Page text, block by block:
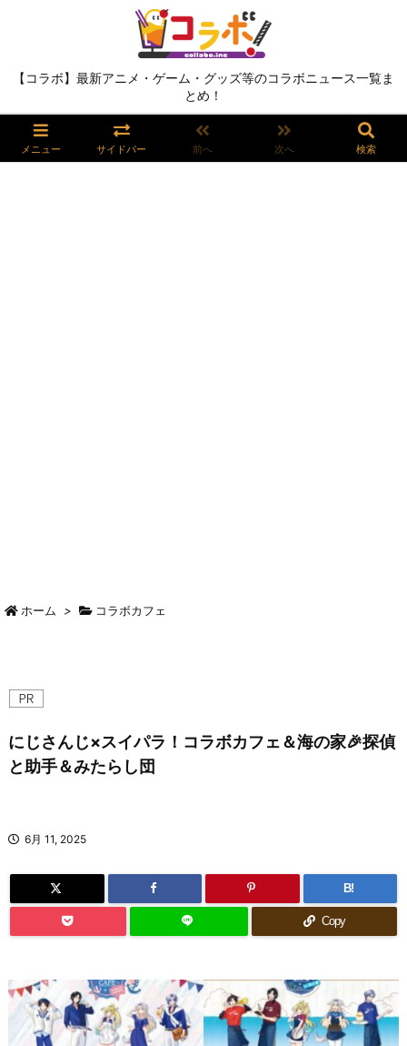
【コラボ】最新アニメ・ゲーム・グッズ等のコラボニュース一覧ま
とめ！
メニュー サイドバー 前へ 次へ 検索
ホーム > コラボカフェ
にじさんじ×スイパラ！コラボカフェ＆海の家🎉探偵
と助手＆みたらし団
6月 11, 2025
B!
Copy